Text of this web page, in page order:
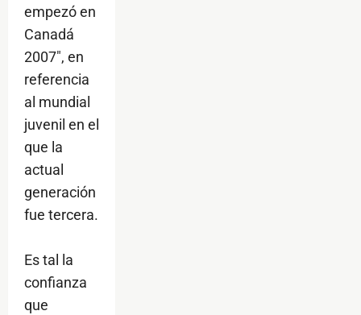
empezó en
Canadá
2007", en
referencia
al mundial
juvenil en el
que la
actual
generación
fue tercera.
Es tal la
confianza
que